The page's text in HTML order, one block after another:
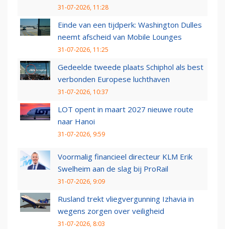
31-07-2026, 11:28
Einde van een tijdperk: Washington Dulles
neemt afscheid van Mobile Lounges
31-07-2026, 11:25
Gedeelde tweede plaats Schiphol als best
verbonden Europese luchthaven
31-07-2026, 10:37
LOT opent in maart 2027 nieuwe route
naar Hanoi
31-07-2026, 9:59
Voormalig financieel directeur KLM Erik
Swelheim aan de slag bij ProRail
31-07-2026, 9:09
Rusland trekt vliegvergunning Izhavia in
wegens zorgen over veiligheid
31-07-2026, 8:03